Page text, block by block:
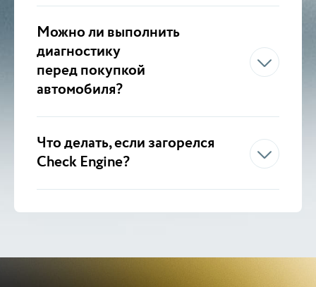
Можно ли выполнить
диагностику
перед покупкой
автомобиля?
Что делать, если загорелся
Check Engine?